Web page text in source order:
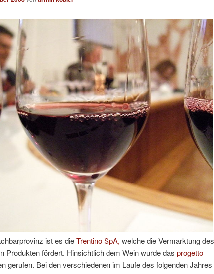
ist es dieTrentino SpA, welche die Vermarktung des
Produkten fördert. Hinsichtlich dem Wein wurde das progetto
gerufen. Bei den verschiedenen im Laufe des folgenden Jahres